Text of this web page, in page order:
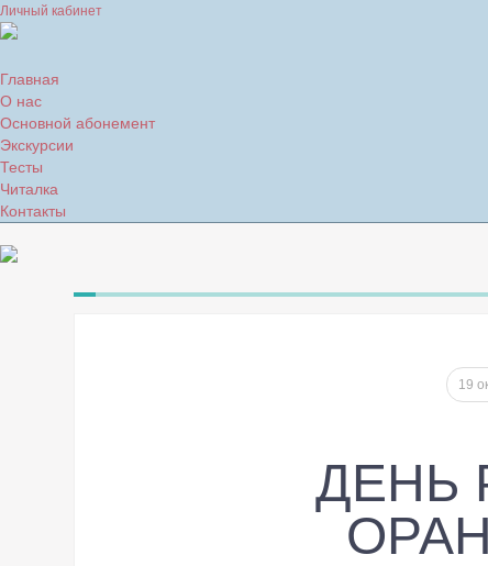
Личный кабинет
Главная
О нас
Основной абонемент
Экскурсии
Тесты
Читалка
Контакты
19
ДЕНЬ